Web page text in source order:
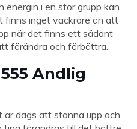
energin i en stor grupp kan
finns inget vackrare än att
när det finns ett sådant
förändra och förbättra.
Andlig
dags att stanna upp och